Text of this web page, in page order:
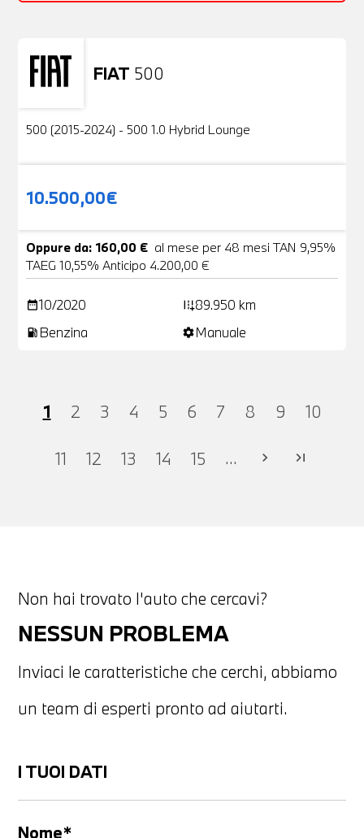
FIAT 500
Usato
500 (2015-2024) - 500 1.0 Hybrid Lounge
10.500,00€
Oppure da: 160,00 € al mese per 48 mesi TAN 9,95%
TAEG 10,55% Anticipo 4.200,00 €
date_range10/2020 add_road89.950 km
local_gas_station Benzina settingsManuale
1 2 3 4 5 6 7 8 9 10
11 12 13 14 15 ... chevron_right last_page
Non hai trovato l'auto che cercavi?
NESSUN PROBLEMA
Inviaci le caratteristiche che cerchi, abbiamo
un team di esperti pronto ad aiutarti.
I TUOI DATI
Nome*